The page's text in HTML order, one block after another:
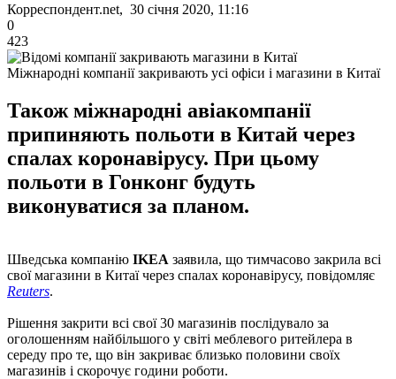
Корреспондент.net, 30 січня 2020, 11:16
0
423
Міжнародні компанії закривають усі офіси і магазини в Китаї
Також міжнародні авіакомпанії
припиняють польоти в Китай через
спалах коронавірусу. При цьому
польоти в Гонконг будуть
виконуватися за планом.
Шведська компанію IKEA заявила, що тимчасово закрила всі
свої магазини в Китаї через спалах коронавірусу, повідомляє
Reuters.
Рішення закрити всі свої 30 магазинів послідувало за
оголошенням найбільшого у світі меблевого ритейлера в
середу про те, що він закриває близько половини своїх
магазинів і скорочує години роботи.